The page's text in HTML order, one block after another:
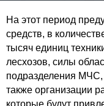
На этот период
средств, в
тысяч единиц
лесхозов, силы
подразделения МЧС,
также организации
которые будут